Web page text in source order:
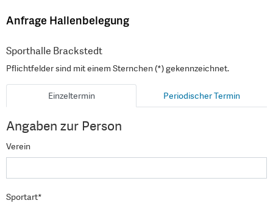
Anfrage Hallenbelegung
Sporthalle Brackstedt
Pflichtfelder sind mit einem Sternchen (*) gekennzeichnet.
Einzeltermin Periodischer Termin
Angaben zur Person
Verein
Sportart*